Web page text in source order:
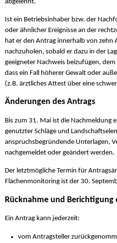
abgelehnt.
Ist ein Betriebsinhaber bzw. der
oder ähnlicher Ereignisse an der
hat er den Antrag innerhalb von zehn
nachzuholen, sobald er dazu in der
geeigneter Nachweis beizufügen,
dass ein Fall höherer Gewalt oder
(z.B. ärztliches Attest über eine
Änderungen des Antrags
Bis zum 31. Mai ist die Nachmeldung
genutzter Schläge und
anspruchsbegründende Unterlagen,
nachgemeldet oder geändert werden.
Der letztmögliche Termin für
Flächenmonitoring ist der 30.
Rücknahme und Berichtigung
Ein Antrag kann jederzeit:
vom Antragsteller